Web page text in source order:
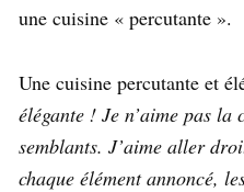
une cuisine « percutante ».
Une cuisine percutante et
élégante ! Je n’aime pas
semblants. J’aime aller
chaque élément annoncé,